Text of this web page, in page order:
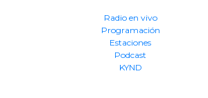
Radio en vivo
Programación
Estaciones
Podcast
KYND